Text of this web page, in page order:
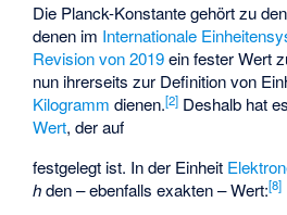
Die Planck-Konstante gehört zu
denen im Internationale
Revision von 2019ein fester Wert
nun ihrerseits zur Definition von
Kilogramm dienen.[2] Deshalb hat
Wert, der auf
festgelegt ist. In der Einheit
hden – ebenfalls exakten – Wert:[8]